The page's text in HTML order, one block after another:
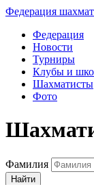
Федерация
Федерация
Новости
Турниры
Клубы и
Шахматисты
Фото
Фамилия
Найти